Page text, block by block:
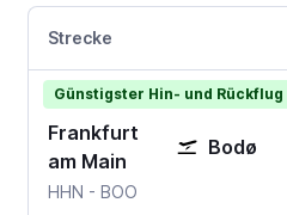
Strecke
Günstigster Hin- und Rückflug
Frankfurt
am Main
Bodø
HHN - BOO